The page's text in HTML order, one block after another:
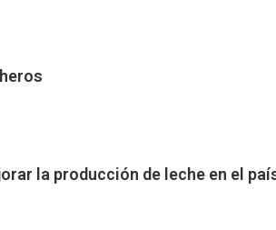
la producción de leche en el